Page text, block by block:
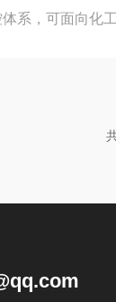
系，可面向化
用设备。本文结